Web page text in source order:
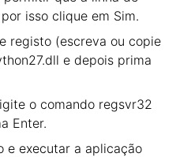
isso clique em Sim.
registo (escreva ou copie
e depois prima
o comando regsvr32
Enter.
e executar a aplicação